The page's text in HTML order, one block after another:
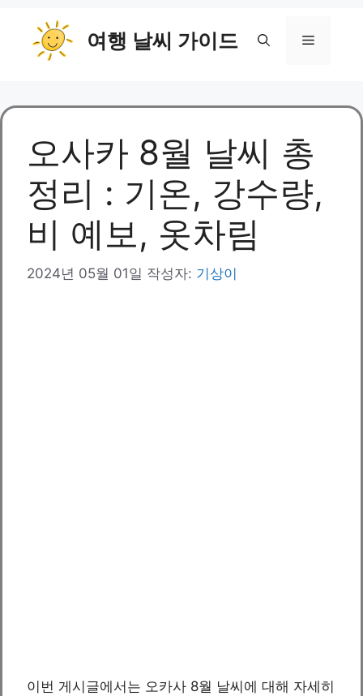
너
여행 날씨 가이드 메
오사카 8월 날씨 총
정리 : 기온, 강수량,
비 예보, 옷차림
2024년 05월 01일 작성자: 기상이
이번 게시글에서는 오카사 8월 날씨에 대해 자세히